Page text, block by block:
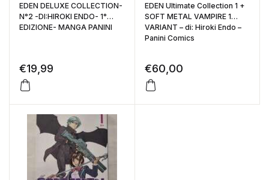
EDEN DELUXE COLLECTION-
N°2 -DI:HIROKI ENDO- 1°
EDIZIONE- MANGA PANINI
€19,99
EDEN Ultimate Collection 1 +
SOFT METAL VAMPIRE 1
VARIANT – di: Hiroki Endo –
Panini Comics
€60,00